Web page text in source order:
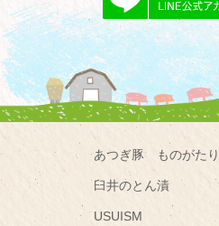
あつぎ豚 ものがたり
臼井のとん漬
USUISM